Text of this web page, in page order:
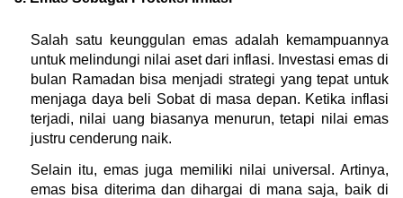
Salah satu keunggulan emas adalah kemampuannya
untuk melindungi nilai aset dari inflasi. Investasi emas di
bulan Ramadan bisa menjadi strategi yang tepat untuk
menjaga daya beli Sobat di masa depan. Ketika inflasi
terjadi, nilai uang biasanya menurun, tetapi nilai emas
justru cenderung naik.
Selain itu, emas juga memiliki nilai universal. Artinya,
emas bisa diterima dan dihargai di mana saja, baik di